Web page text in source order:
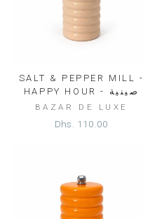
SALT & PEPPER MILL -
HAPPY HOUR - صينية
BAZAR DE LUXE
Dhs. 110.00